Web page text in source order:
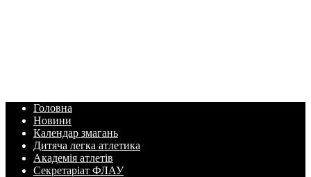
Головна
Новини
Календар змагань
Дитяча легка атлетика
Академія атлетів
Секретаріат ФЛАУ